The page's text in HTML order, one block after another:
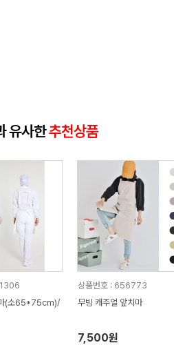
유사한추천상품
(소65*75cm)/
상품번호 : 656773
무빙 캐주얼 앞치마
7,500원